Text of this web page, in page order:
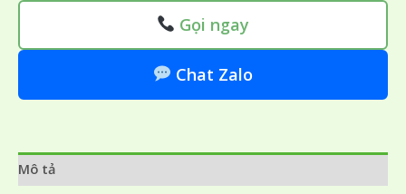
Gọi ngay
Chat Zalo
Mô tả